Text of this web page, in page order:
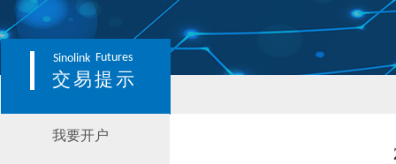
Sinolink Futures
交易提示
我要开户